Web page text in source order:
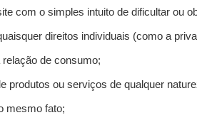
com o simples intuito de dificultar ou
direitos individuais (como a
de consumo;
produtos ou serviços de qualquer
mesmo fato;